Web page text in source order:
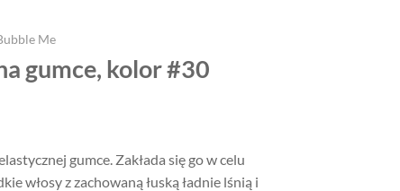
Me
gumce, kolor #30
gumce. Zakłada się go w celu
włosy z zachowaną łuską ładnie lśnią i